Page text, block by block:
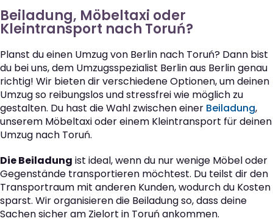
Beiladung, Möbeltaxi oder
Kleintransport nach Toruń?
Planst du einen Umzug von Berlin nach Toruń? Dann bist
du bei uns, dem Umzugsspezialist Berlin aus Berlin genau
richtig! Wir bieten dir verschiedene Optionen, um deinen
Umzug so reibungslos und stressfrei wie möglich zu
gestalten. Du hast die Wahl zwischen einer Beiladung,
unserem Möbeltaxi oder einem Kleintransport für deinen
Umzug nach Toruń.
Die Beiladung ist ideal, wenn du nur wenige Möbel oder
Gegenstände transportieren möchtest. Du teilst dir den
Transportraum mit anderen Kunden, wodurch du Kosten
sparst. Wir organisieren die Beiladung so, dass deine
Sachen sicher am Zielort in Toruń ankommen.